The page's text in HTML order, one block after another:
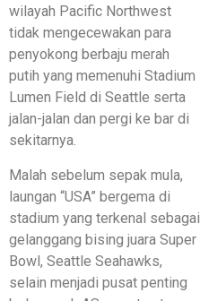
wilayah Pacific Northwest
tidak mengecewakan para
penyokong berbaju merah
putih yang memenuhi Stadium
Lumen Field di Seattle serta
jalan-jalan dan pergi ke bar di
sekitarnya.
Malah sebelum sepak mula,
laungan “USA” bergema di
stadium yang terkenal sebagai
gelanggang bising juara Super
Bowl, Seattle Seahawks,
selain menjadi pusat penting